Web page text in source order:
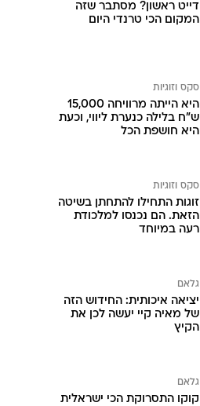
דייט ראשון? מסתבר שזה
המקום הכי טרנדי היום
סקס וזוגיות
היא הייתה מרוויחה 15,000
ש"ח בלילה כנערת ליווי, וכעת
היא חושפת הכל
סקס וזוגיות
זוגות התחילו להתחתן בשיטה
הזאת. הם נכנסו למלכודת
רעה במיוחד
גלאם
יציאה איכותית: החידוש הזה
של מאיה קיי יעשה לכן את
הקיץ
גלאם
קוקו התסרוקת הכי ישראלית